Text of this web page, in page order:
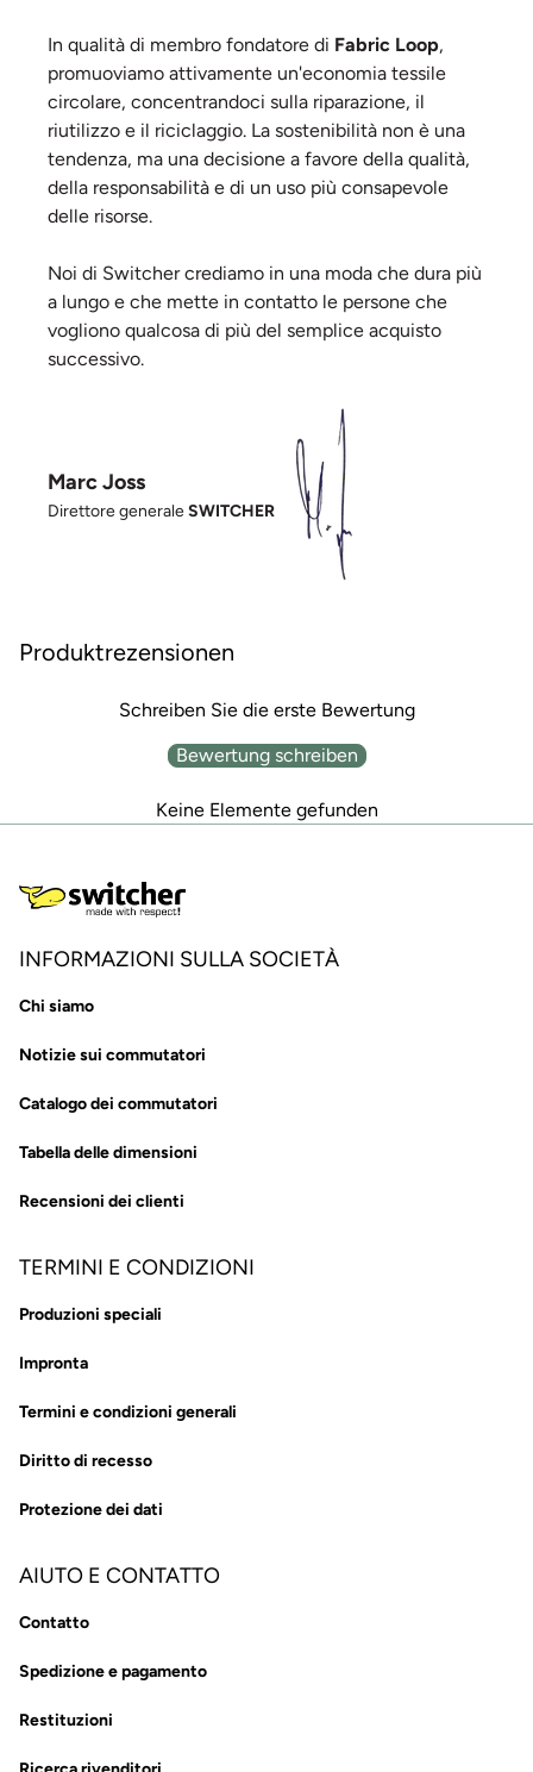
In qualità di membro fondatore di Fabric Loop,
promuoviamo attivamente un'economia tessile
circolare, concentrandoci sulla riparazione, il
riutilizzo e il riciclaggio. La sostenibilità non è una
tendenza, ma una decisione a favore della qualità,
della responsabilità e di un uso più consapevole
delle risorse.
Noi di Switcher crediamo in una moda che dura più
a lungo e che mette in contatto le persone che
vogliono qualcosa di più del semplice acquisto
successivo.
Marc Joss
Direttore generaleSWITCHER
Produktrezensionen
Schreiben Sie die erste Bewertung
Bewertung schreiben
Keine Elemente gefunden
INFORMAZIONI SULLA SOCIETÀ
Chi siamo
Notizie sui commutatori
Catalogo dei commutatori
Tabella delle dimensioni
Recensioni dei clienti
TERMINI E CONDIZIONI
Produzioni speciali
Impronta
Termini e condizioni generali
Diritto di recesso
Protezione dei dati
AIUTO E CONTATTO
Contatto
Spedizione e pagamento
Restituzioni